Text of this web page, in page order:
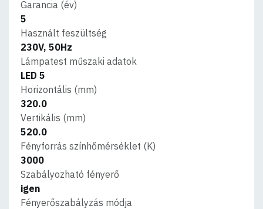
Garancia (év)
5
Használt feszültség
230V, 50Hz
Lámpatest műszaki adatok
LED 5
Horizontális (mm)
320.0
Vertikális (mm)
520.0
Fényforrás színhőmérséklet (K)
3000
Szabályozható fényerő
igen
Fényerőszabályzás módja